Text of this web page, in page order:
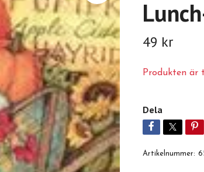
49 kr
Produkten är
Dela
Artikelnummer: